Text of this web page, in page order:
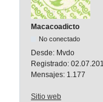
Macacoadicto
No conectado
Desde: Mvdo
Registrado:
Mensajes: 1.177
Sitio web